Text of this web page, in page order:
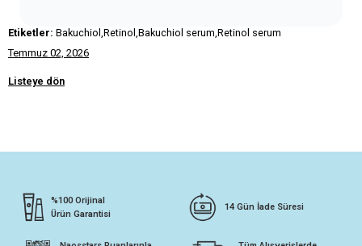
Etiketler: Bakuchiol,Retinol,Bakuchiol serum,Retinol serum
Temmuz 02, 2026
Listeye dön
%100 Orijinal
Ürün Garantisi
14 Gün İade Süresi